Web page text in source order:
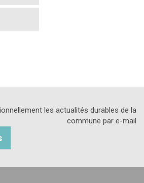
les actualités durables de la
commune par e-mail